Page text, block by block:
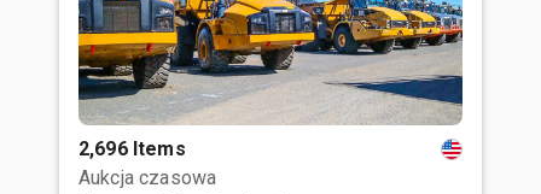
2,696 Items
Aukcja czasowa